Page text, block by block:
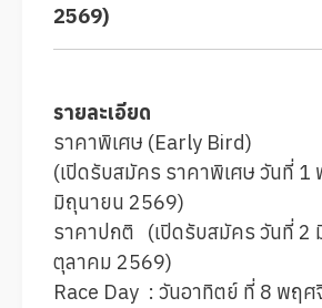
2569)
รายละเอียด
ราคาพิเศษ (Early Bird)
(เปิดรับสมัคร ราคาพิเศษ วันที่
มิถุนายน 2569)
ราคาปกติ (เปิดรับสมัคร วันที่ 2
ตุลาคม 2569)
Race Day : วันอาทิตย์ ที่ 8 พฤ